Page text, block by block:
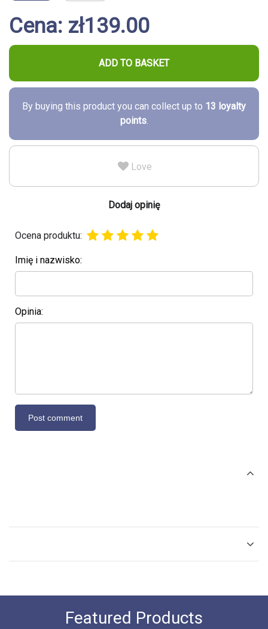
Cena: zł139.00
ADD TO BASKET
By buying this product you can collect up to 13 loyalty
points.
Love
Dodaj opinię
Ocena produktu:
Imię i nazwisko:
Opinia:
Featured Products